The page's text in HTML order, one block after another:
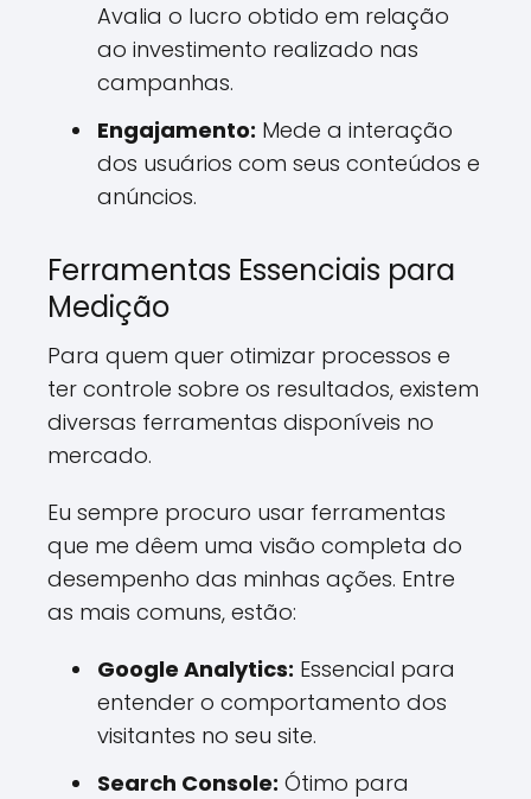
Avalia o lucro obtido em relação
ao investimento realizado nas
campanhas.
Engajamento: Mede a interação
dos usuários com seus conteúdos e
anúncios.
Ferramentas Essenciais para
Medição
Para quem quer otimizar processos e
ter controle sobre os resultados, existem
diversas ferramentas disponíveis no
mercado.
Eu sempre procuro usar ferramentas
que me dêem uma visão completa do
desempenho das minhas ações. Entre
as mais comuns, estão:
Google Analytics: Essencial para
entender o comportamento dos
visitantes no seu site.
Search Console: Ótimo para